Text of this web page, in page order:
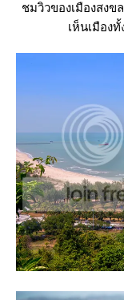
ชมวิวของเมืองสง
เห็นเมือง